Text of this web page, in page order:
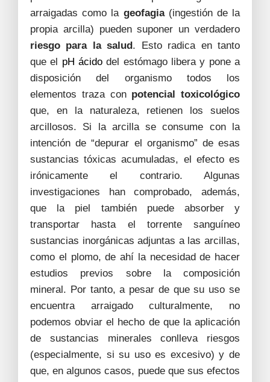
arraigadas como la geofagia(ingestión de la
propia arcilla) pueden suponer un verdadero
riesgo para la salud. Esto radica en tanto
que el pH ácido del estómago libera y pone a
disposición del organismo todos los
elementos traza con potencial toxicológico
que, en la naturaleza, retienen los suelos
arcillosos. Si la arcilla se consume con la
intención de “depurar el organismo” de esas
sustancias tóxicas acumuladas, el efecto es
irónicamente el contrario. Algunas
investigaciones han comprobado, además,
que la piel también puede absorber y
transportar hasta el torrente sanguíneo
sustancias inorgánicas adjuntas a las arcillas,
como el plomo, de ahí la necesidad de hacer
estudios previos sobre la composición
mineral. Por tanto, a pesar de que su uso se
encuentra arraigado culturalmente, no
podemos obviar el hecho de que la aplicación
de sustancias minerales conlleva riesgos
(especialmente, si su uso es excesivo) y de
que, en algunos casos, puede que sus efectos